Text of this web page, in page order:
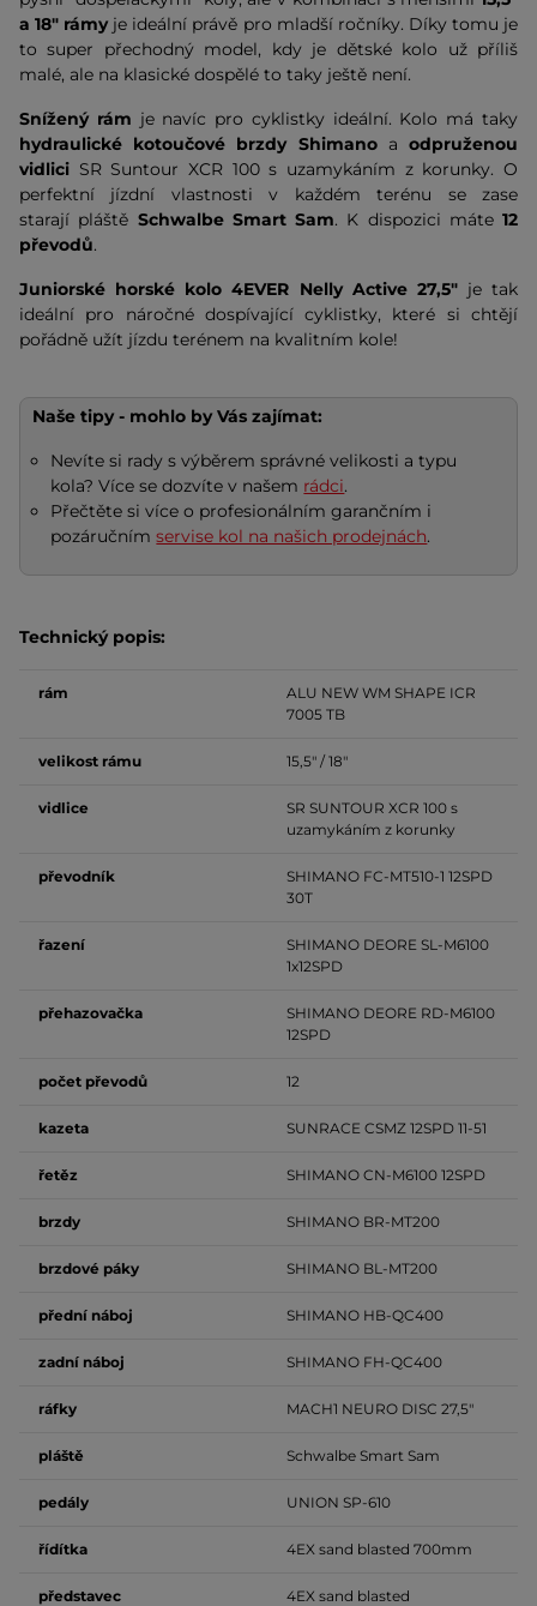
a 18" rámy je ideální právě pro mladší ročníky. Díky tomu je
to super přechodný model, kdy je dětské kolo už příliš
malé, ale na klasické dospělé to taky ještě není.
Snížený rám je navíc pro cyklistky ideální. Kolo má taky
hydraulické kotoučové brzdy Shimanoaodpruženou
vidlici SR Suntour XCR 100 s uzamykáním z korunky. O
perfektní jízdní vlastnosti v každém terénu se zase
starají pláště Schwalbe Smart Sam. K dispozici máte 12
převodů.
Juniorské horské kolo 4EVER Nelly Active 27,5" je tak
ideální pro náročné dospívající cyklistky, které si chtějí
pořádně užít jízdu terénem na kvalitním kole!
Naše tipy - mohlo by Vás zajímat:
Nevíte si rady s výběrem správné velikosti a typu
kola? Více se dozvíte v našem rádci.
Přečtěte si více o profesionálním garančním i
pozáručnímservise kol na našich prodejnách.
Technický popis:
rám
ALU NEW WM SHAPE ICR
7005 TB
velikost rámu 15,5" / 18"
vidlice
SR SUNTOUR XCR 100 s
uzamykáním z korunky
převodník
SHIMANO FC-MT510-1 12SPD
30T
řazení
SHIMANO DEORE SL-M6100
1x12SPD
přehazovačka
SHIMANO DEORE RD-M6100
12SPD
počet převodů 12
kazeta SUNRACE CSMZ 12SPD 11-51
řetěz SHIMANO CN-M6100 12SPD
brzdy SHIMANO BR-MT200
brzdové páky SHIMANO BL-MT200
přední náboj SHIMANO HB-QC400
zadní náboj SHIMANO FH-QC400
ráfky MACH1 NEURO DISC 27,5"
pláště Schwalbe Smart Sam
pedály UNION SP-610
řídítka 4EX sand blasted 700mm
představec 4EX sand blasted